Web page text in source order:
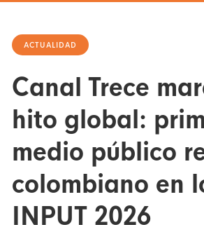
ACTUALIDAD
Canal Trece
hito global:
medio público
colombiano en
INPUT 2026